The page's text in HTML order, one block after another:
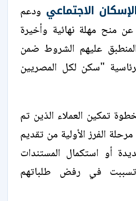
الاجتماعي ودعم
عن منح مهلة نهائية وأخيرة
عليهم الشروط ضمن
"سكن لكل المصريين
تمكين العملاء الذين تم
الفرز الأولية من تقديم
أو استكمال المستندات
تسببت في رفض طلباتهم